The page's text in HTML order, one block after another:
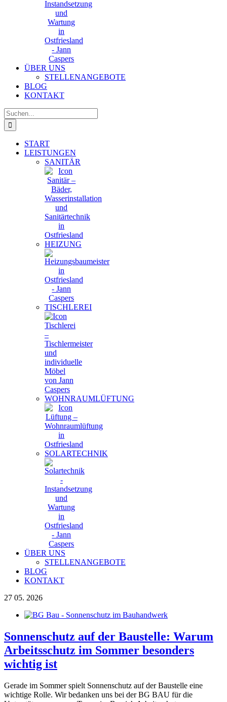
ÜBER UNS
STELLENANGEBOTE
BLOG
KONTAKT
Suche
nach:
START
LEISTUNGEN
SANITÄR
HEIZUNG
TISCHLEREI
WOHNRAUMLÜFTUNG
SOLARTECHNIK
ÜBER UNS
STELLENANGEBOTE
BLOG
KONTAKT
27 05. 2026
Sonnenschutz auf der Baustelle: Warum
Arbeitsschutz im Sommer besonders
wichtig ist
Gerade im Sommer spielt Sonnenschutz auf der Baustelle eine
wichtige Rolle. Wir bedanken uns bei der BG BAU für die